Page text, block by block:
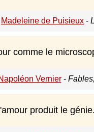
Madeleine de Puisieux -
comme le
Vernier-
produit le génie.